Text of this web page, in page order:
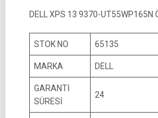
DELL XPS 13 9370-UT55WP165N
STOK NO 65135
MARKA DELL
GARANTİ
SÜRESİ
24